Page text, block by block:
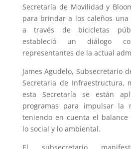
Secretaría de Movilidad y
para brindar a los caleños
a través de bicicletas
estableció un diálogo
representantes de la actual
James Agudelo, Subsecretario
Secretaria de Infraestructura,
esta Secretaría se están
programas para impulsar la
teniendo en cuenta el
lo social y lo ambiental.